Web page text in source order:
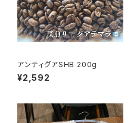
アンティグアSHB 200g
¥2,592